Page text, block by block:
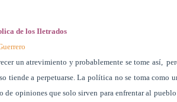
de los Iletrados
un atrevimiento y probablemente se tome así,
tiende a perpetuarse. La política no se toma
de opiniones que solo sirven para enfrentar al